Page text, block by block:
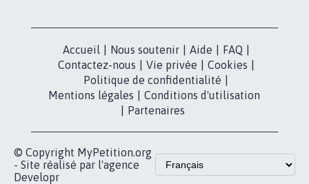
Accueil Nous soutenir Aide FAQ
Contactez-nous
Vie privée Cookies
Politique de confidentialité
Mentions légales
Conditions d'utilisation
Partenaires
© Copyright MyPetition.org
- Site réalisé par l'agence
Developr